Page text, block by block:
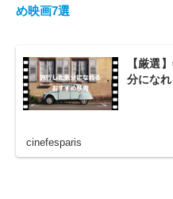
め映画7選
【厳選
分にな